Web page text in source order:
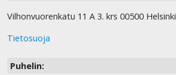
Vilhonvuorenkatu 11 A 3. krs 00500 Helsinki
Tietosuoja
Puhelin: